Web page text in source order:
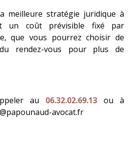
meilleure stratégie juridique à
un coût prévisible fixé par
que vous pourrez choisir de
rendez-vous pour plus de
au 06.32.02.69.13 ou à
avocat.fr